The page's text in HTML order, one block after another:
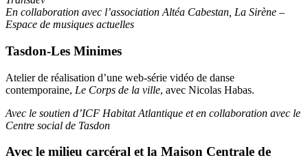
En collaboration avec l’association Altéa Cabestan, La Sirène –
Espace de musiques actuelles
Tasdon-Les Minimes
Atelier de réalisation d’une web-série vidéo de danse
contemporaine, Le Corps de la ville, avec Nicolas Habas.
Avec le soutien d’ICF Habitat Atlantique et en collaboration avec le
Centre social de Tasdon
Avec le milieu carcéral et la Maison Centrale de